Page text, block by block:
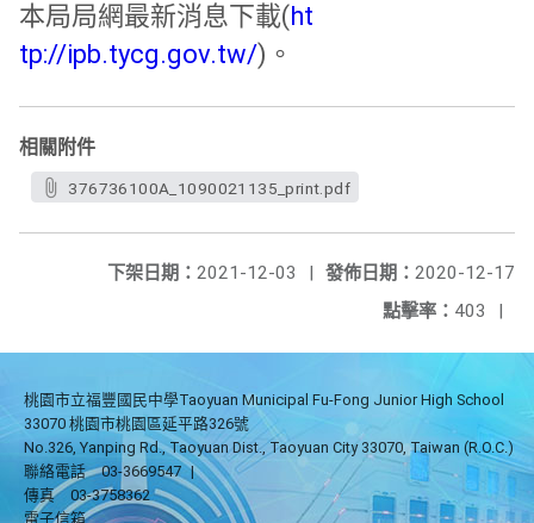
本局局網最新消息下載(ht
tp://ipb.tycg.gov.tw/)。
相關附件
376736100A_1090021135_print.pdf
發佈日期： 2020-12-17
下架日期： 2021-12-03
|
點擊率： 403 |
桃園市立福豐國民中學Taoyuan Municipal Fu-Fong Junior High School
33070 桃園市桃園區延平路326號
No.326, Yanping Rd., Taoyuan Dist., Taoyuan City 33070, Taiwan (R.O.C.)
聯絡電話
03-3669547 |
傳真
03-3758362
電子信箱